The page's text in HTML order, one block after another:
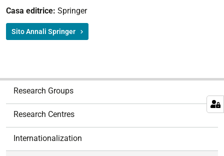
Casa editrice: Springer
Sito Annali Springer
Research Groups
Research Centres
Internationalization